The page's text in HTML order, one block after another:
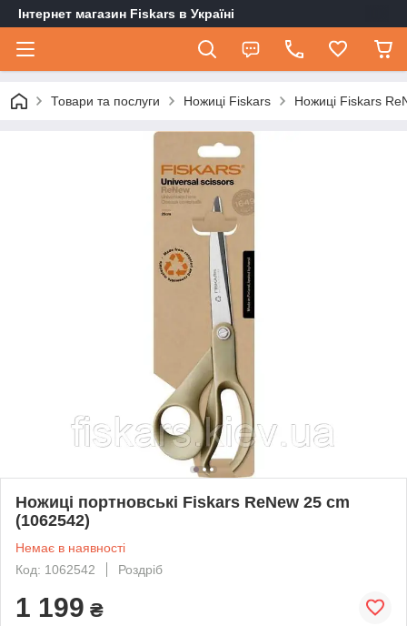
Інтернет магазин Fiskars в Україні
Товари та послуги Ножиці Fiskars Ножиці Fiskars
Ножиці портновські Fiskars ReNew 25 cm
(1062542)
Немає в наявності
Код: 1062542
Роздріб
1 199 ₴